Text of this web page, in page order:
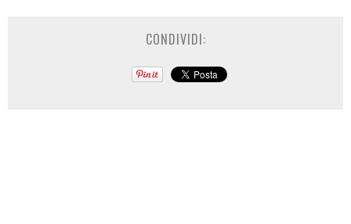
CONDIVIDI: